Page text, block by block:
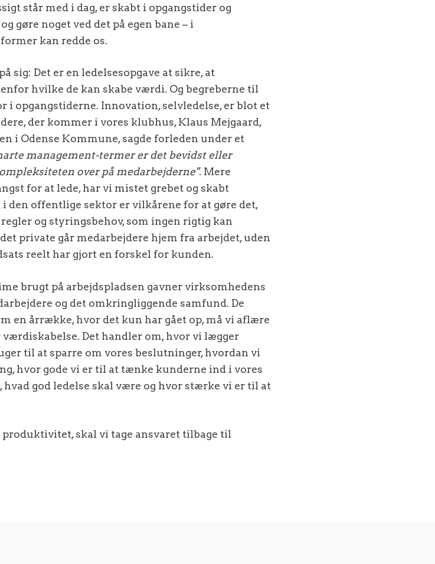
står med i dag, er skabt i opgangstider og
gøre noget ved det på egen bane – i
kan redde os.
sig: Det er en ledelsesopgave at sikre, at
hvilke de kan skabe værdi. Og begreberne til
i opgangstiderne. Innovation, selvledelse, er blot et
der kommer i vores klubhus, Klaus Mejgaard,
i Odense Kommune, sagde forleden under et
management-termer er det bevidst eller
over på medarbejderne". Mere
for at lede, har vi mistet grebet og skabt
den offentlige sektor er vilkårene for at gøre det,
og styringsbehov, som ingen rigtig kan
private går medarbejdere hjem fra arbejdet, uden
reelt har gjort en forskel for kunden.
brugt på arbejdspladsen gavner virksomhedens
og det omkringliggende samfund. De
en årrække, hvor det kun har gået op, må vi aflære
Det handler om, hvor vi lægger
til at sparre om vores beslutninger, hvordan vi
hvor gode vi er til at tænke kunderne ind i vores
god ledelse skal være og hvor stærke vi er til at
skal vi tage ansvaret tilbage til